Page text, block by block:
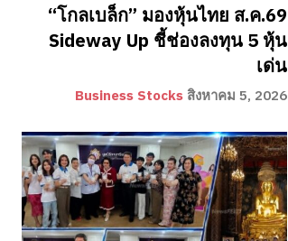
“โกลเบล็ก” มองหุ้นไทย ส.ค.69
Sideway Up ชี้ช่องลงทุน 5 หุ้น
เด่น
Business Stocks สิงหาคม 5, 2026